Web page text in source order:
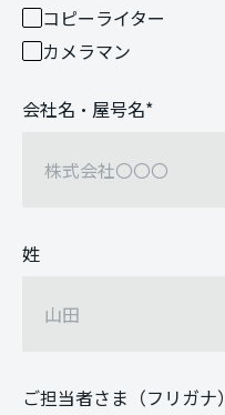
コピーライター
カメラマン
会社名・屋号名*
姓
ご担当者さま（フリガナ）